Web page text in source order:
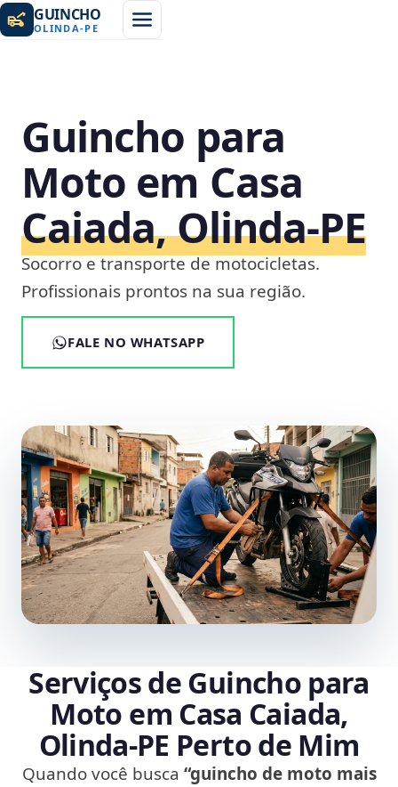
GUINCHO
OLINDA-PE
Guincho para
Moto em Casa
Caiada, Olinda‑PE
Socorro e transporte de motocicletas.
Profissionais prontos na sua região.
FALE NO WHATSAPP
Serviços de Guincho para
Moto em Casa Caiada,
Olinda‑PE Perto de Mim
Quando você busca “guincho de moto mais